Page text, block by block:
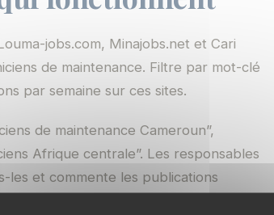
jobs.com, Minajobs.net et Cari
de maintenance. Filtre par mot-clé
par semaine sur ces sites.
de maintenance Cameroun”,
Afrique centrale”. Les responsables
les et commente les publications